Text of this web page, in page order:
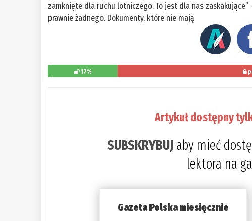
zamknięte dla ruchu lotniczego. To jest dla nas
prawnie żadnego. Dokumenty, które nie mają
17%
Artykuł dostępny
SUBSKRYBUJ aby mieć
lektora na
Gazeta Polska miesięcznie